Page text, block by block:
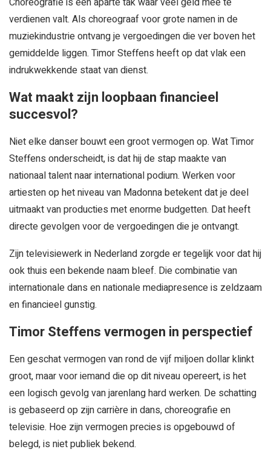
verdienen valt. Als choreograaf voor grote namen in de
muziekindustrie ontvang je vergoedingen die ver boven het
gemiddelde liggen. Timor Steffens heeft op dat vlak een
indrukwekkende staat van dienst.
Wat maakt zijn loopbaan financieel
succesvol?
Niet elke danser bouwt een groot vermogen op. Wat Timor
Steffens onderscheidt, is dat hij de stap maakte van
nationaal talent naar international podium. Werken voor
artiesten op het niveau van Madonna betekent dat je deel
uitmaakt van producties met enorme budgetten. Dat heeft
directe gevolgen voor de vergoedingen die je ontvangt.
Zijn televisiewerk in Nederland zorgde er tegelijk voor dat hij
ook thuis een bekende naam bleef. Die combinatie van
internationale dans en nationale mediapresence is zeldzaam
en financieel gunstig.
Timor Steffens vermogen in perspectief
Een geschat vermogen van rond de vijf miljoen dollar klinkt
groot, maar voor iemand die op dit niveau opereert, is het
een logisch gevolg van jarenlang hard werken. De schatting
is gebaseerd op zijn carrière in dans, choreografie en
televisie. Hoe zijn vermogen precies is opgebouwd of
belegd, is niet publiek bekend.